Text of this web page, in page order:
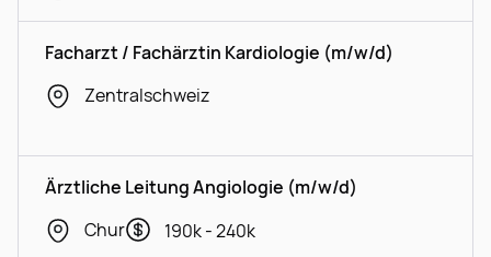
Facharzt / Fachärztin Kardiologie (m/w/d)
Zentralschweiz
Ärztliche Leitung Angiologie (m/w/d)
Chur
190k - 240k